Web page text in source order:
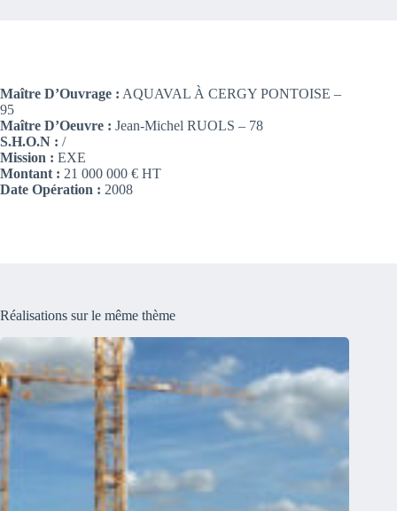
Maître D’Ouvrage : AQUAVAL À CERGY PONTOISE –
95
Maître D’Oeuvre : Jean-Michel RUOLS – 78
S.H.O.N : /
Mission : EXE
Montant : 21 000 000 € HT
Date Opération : 2008
Réalisations sur le même thème